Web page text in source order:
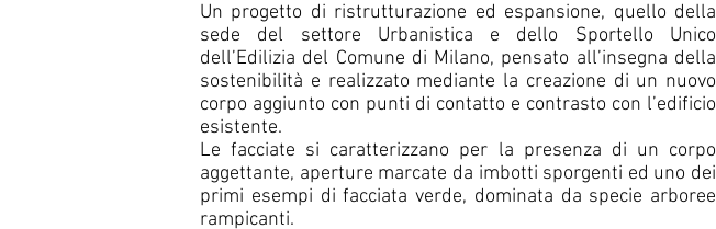
Un progetto di ristrutturazione ed espansione, quello della
sede del settore Urbanistica e dello Sportello Unico
dell’Edilizia del Comune di Milano, pensato all’insegna della
sostenibilità e realizzato mediante la creazione di un nuovo
corpo aggiunto con punti di contatto e contrasto con l’edificio
esistente.
Le facciate si caratterizzano per la presenza di un corpo
aggettante, aperture marcate da imbotti sporgenti ed uno dei
primi esempi di facciata verde, dominata da specie arboree
rampicanti.